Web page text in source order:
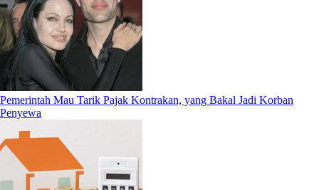
Pemerintah Mau Tarik Pajak Kontrakan, yang Bakal Jadi Korban
Penyewa